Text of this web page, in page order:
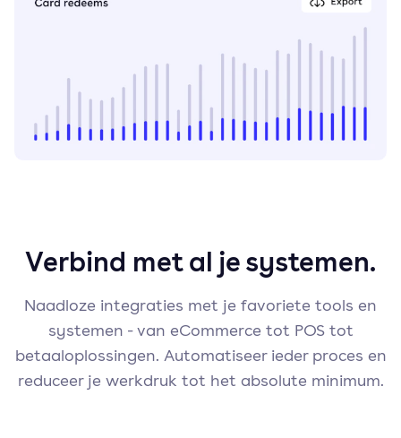
Verbind met al je systemen.
Naadloze integraties met je favoriete tools en
systemen - van eCommerce tot POS tot
betaaloplossingen. Automatiseer ieder proces en
reduceer je werkdruk tot het absolute minimum.